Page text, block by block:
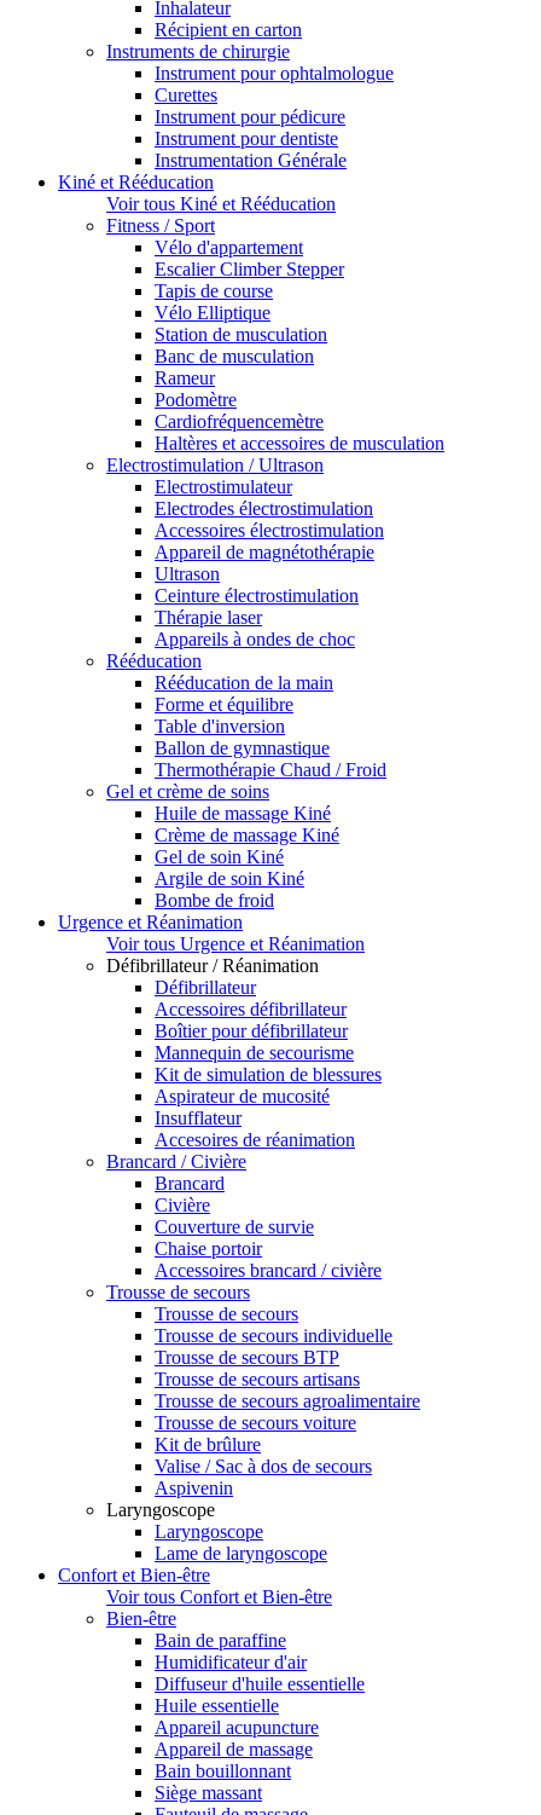
Inhalateur
Récipient en carton
Instruments de chirurgie
Instrument pour ophtalmologue
Curettes
Instrument pour pédicure
Instrument pour dentiste
Instrumentation Générale
Kiné et Rééducation
Voir tous Kiné et Rééducation
Fitness / Sport
Vélo d'appartement
Escalier Climber Stepper
Tapis de course
Vélo Elliptique
Station de musculation
Banc de musculation
Rameur
Podomètre
Cardiofréquencemètre
Haltères et accessoires de musculation
Electrostimulation / Ultrason
Electrostimulateur
Electrodes électrostimulation
Accessoires électrostimulation
Appareil de magnétothérapie
Ultrason
Ceinture électrostimulation
Thérapie laser
Appareils à ondes de choc
Rééducation
Rééducation de la main
Forme et équilibre
Table d'inversion
Ballon de gymnastique
Thermothérapie Chaud / Froid
Gel et crème de soins
Huile de massage Kiné
Crème de massage Kiné
Gel de soin Kiné
Argile de soin Kiné
Bombe de froid
Urgence et Réanimation
Voir tous Urgence et Réanimation
Défibrillateur / Réanimation
Défibrillateur
Accessoires défibrillateur
Boîtier pour défibrillateur
Mannequin de secourisme
Kit de simulation de blessures
Aspirateur de mucosité
Insufflateur
Accesoires de réanimation
Brancard / Civière
Brancard
Civière
Couverture de survie
Chaise portoir
Accessoires brancard / civière
Trousse de secours
Trousse de secours
Trousse de secours individuelle
Trousse de secours BTP
Trousse de secours artisans
Trousse de secours agroalimentaire
Trousse de secours voiture
Kit de brûlure
Valise / Sac à dos de secours
Aspivenin
Laryngoscope
Laryngoscope
Lame de laryngoscope
Confort et Bien-être
Voir tous Confort et Bien-être
Bien-être
Bain de paraffine
Humidificateur d'air
Diffuseur d'huile essentielle
Huile essentielle
Appareil acupuncture
Appareil de massage
Bain bouillonnant
Siège massant